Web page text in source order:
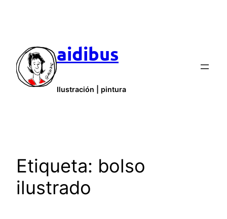
aidibus
Ilustración | pintura
Etiqueta: bolso
ilustrado